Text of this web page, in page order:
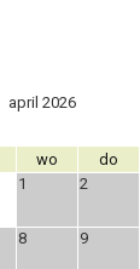
april 2026
wo do
1
2
8 9